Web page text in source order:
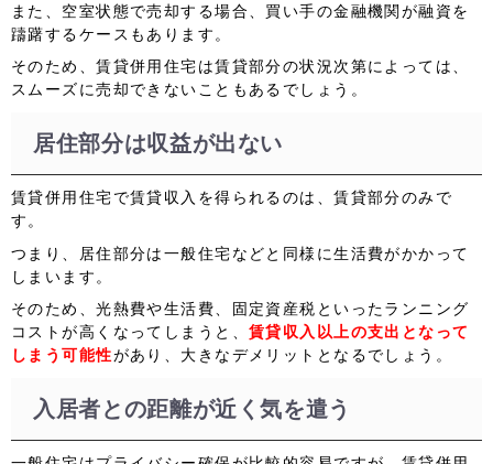
また、空室状態で売却する場合、買い手の金融機関が融資を
躊躇するケースもあります。
そのため、賃貸併用住宅は賃貸部分の状況次第によっては、
スムーズに売却できないこともあるでしょう。
居住部分は収益が出ない
賃貸併用住宅で賃貸収入を得られるのは、賃貸部分のみで
す。
つまり、居住部分は一般住宅などと同様に生活費がかかって
しまいます。
そのため、光熱費や生活費、固定資産税といったランニング
コストが高くなってしまうと、賃貸収入以上の支出となって
しまう可能性があり、大きなデメリットとなるでしょう。
入居者との距離が近く気を遣う